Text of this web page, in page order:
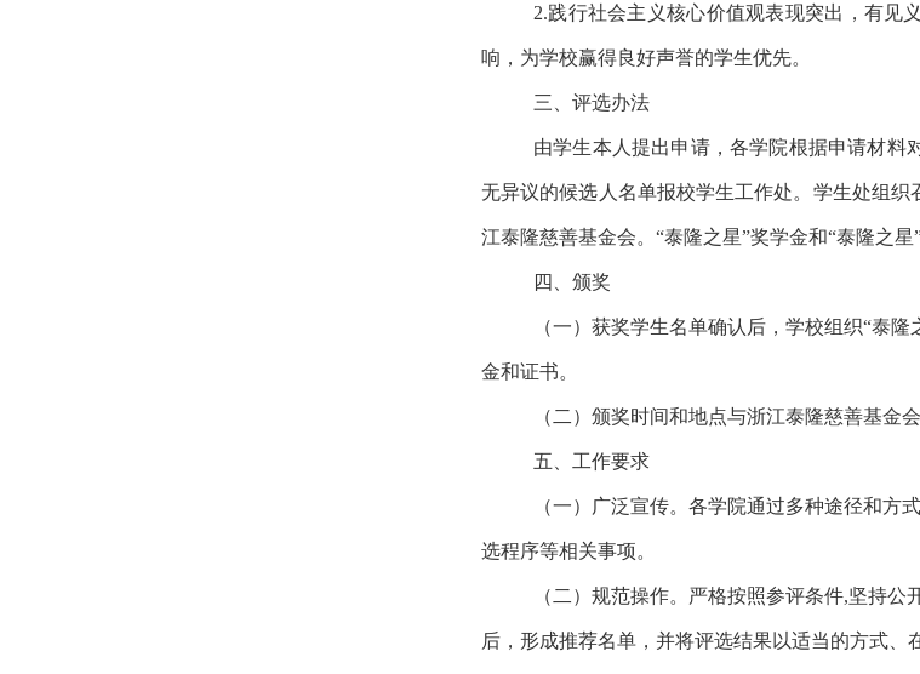
2.践行社会主义核心价值观表现突出，有见
响，为学校赢得良好声誉的学生优先。
三、评选办法
由学生本人提出申请， 各学院根据申请材料
无异议的候选人 名单报校学生工作处。 学生处组织
江泰隆慈善基金会。 “泰隆之星”奖学金和“泰隆之
四、颁奖
（一）获奖学生名单确认后，学校组织“泰隆
金和证书。
（二）颁奖时间和地点与浙江泰隆慈善基金
五 工作要求
（一）广泛宣传。各学院通过多种途径和方
选程序等相关事项。
（二） 规范操作。严格按照参评条件,坚持公
后，形成推荐名单，并将评选结果以适当的方式、